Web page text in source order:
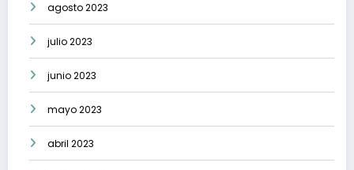
agosto 2023
julio 2023
junio 2023
mayo 2023
abril 2023